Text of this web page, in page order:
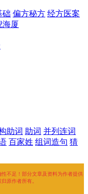
础 偏方秘方 经方医案
海厦
助词 助词 并列连词
百家姓 组词造句 猜
不足！部分文章及资料为作者提供
原作者所有。